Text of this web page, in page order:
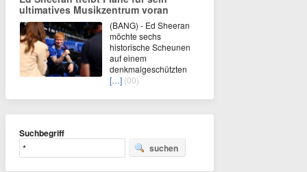
ultimatives Musikzentrum voran
(BANG) - Ed Sheeran
möchte sechs
historische Scheunen
auf einem
denkmalgeschützten
[…] (00)
Suchbegriff
suchen